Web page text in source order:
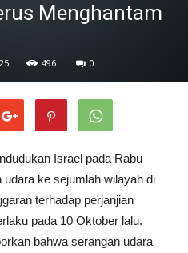
Menghantam
496 0
Israel pada Rabu
ke sejumlah wilayah di
terhadap perjanjian
pada 10 Oktober lalu.
bahwa serangan udara